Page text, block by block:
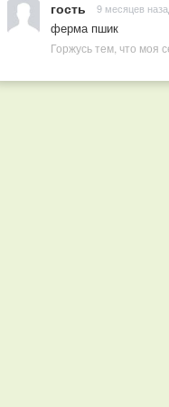
гость 9 месяцев
ферма пшик